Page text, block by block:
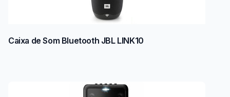
Caixa de Som Bluetooth JBL LINK10